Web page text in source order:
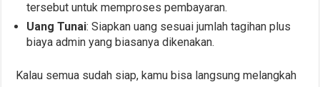
tersebut untuk memproses pembayaran.
Uang Tunai: Siapkan uang sesuai jumlah tagihan plus
biaya admin yang biasanya dikenakan.
Kalau semua sudah siap, kamu bisa langsung melangkah